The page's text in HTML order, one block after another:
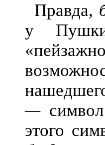
Правда,
у
—символ
этого